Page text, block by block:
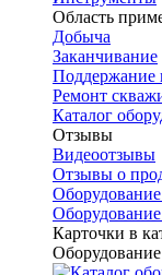
Область
Добыча
Заканчивание
Поддержание
Ремонт
Каталог
Отзывы
Видеоотзывы
Отзывы о
Карточки в